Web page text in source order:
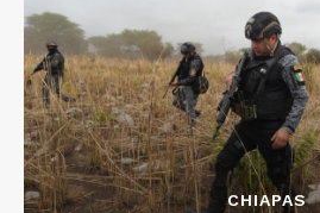
CHIAPAS